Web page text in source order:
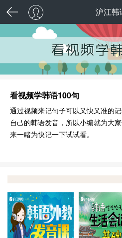
沪江韩
看视频学韩语100句
通过视频来记句子可以又快又准的
自己的韩语发音，所以小编就为大
来一睹为快记一下试试看。
韩语外教发音